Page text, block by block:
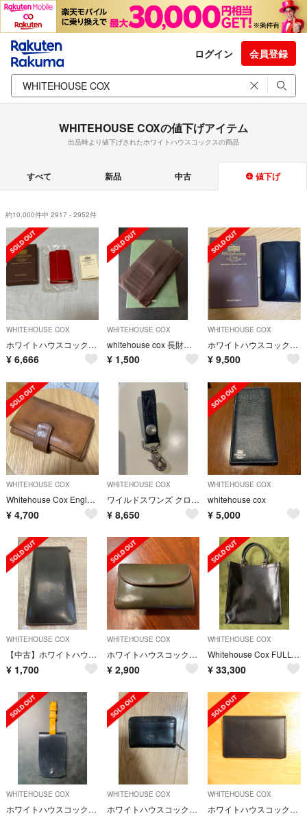
ログイン 会員登録
WHITEHOUSE COXの値下げアイテム
出品時より値下げされたホワイトハウスコックスの商品
すべて 新品 中古 値下げ
約10,000件中 2917 - 2952件
WHITEHOUSE COX
ホワイトハウスコックス キーケース
¥ 6,666
WHITEHOUSE COX
whitehouse cox 長財布 ブラウン
¥ 1,500
WHITEHOUSE COX
ホワイトハウスコックスWhitehouse Co S7660 財布 ツートン
¥ 9,500
WHITEHOUSE COX
Whitehouse Cox England🇬🇧ホワイトハウスコックス
¥ 4,700
WHITEHOUSE COX
ワイルドスワンズ クロコ キーリング キーホルダー WILD SWANS
¥ 8,650
WHITEHOUSE COX
whitehouse cox
¥ 5,000
WHITEHOUSE COX
【中古】ホワイトハウスコックス 長財布
¥ 1,700
WHITEHOUSE COX
ホワイトハウスコックス WHITEHOUSE COX 三つ折り財布
¥ 2,900
WHITEHOUSE COX
Whitehouse Cox FULL-BRIDLE LEATHER TOTE
¥ 33,300
WHITEHOUSE COX
ホワイトハウスコックス ラゲッジタグ Whitehouse Cox
WHITEHOUSE COX
ホワイトハウスコックス コインケース ネイビー ブライドルレザー
WHITEHOUSE COX
ホワイトハウスコックス 名刺入れ